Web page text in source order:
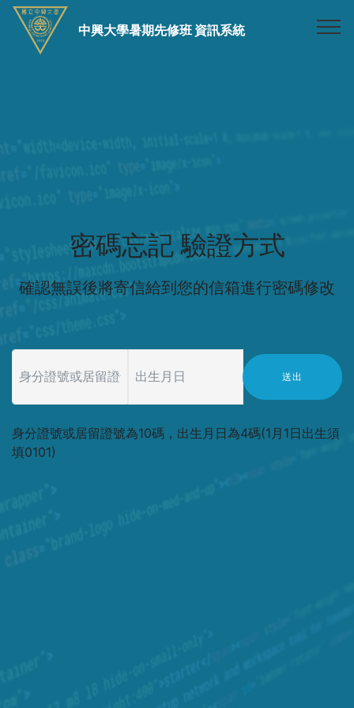
中興大學暑期先修班 資訊系統
密碼忘記 驗證方式
確認無誤後將寄信給到您的信箱進行密碼修改
送出
身分證號或居留證號為10碼，出生月日為4碼(1月1日出生須
填0101)